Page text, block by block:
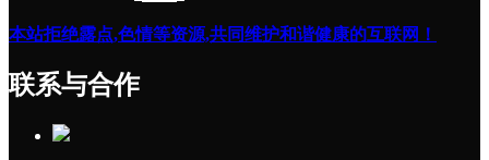
本站拒绝露点,色情等资源,共同维护和谐健康的互联网！
联系与合作